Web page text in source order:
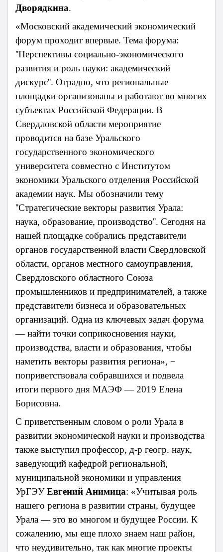
Дворядкина.
«Московский академический экономический
форум проходит впервые. Тема форума:
''Перспективы социально-экономического
развития и роль науки: академический
дискурс''. Отрадно, что региональные
площадки организованы и работают во многих
субъектах Российской Федерации. В
Свердловской области мероприятие
проводится на базе Уральского
государственного экономического
университета совместно с Институтом
экономики Уральского отделения Российской
академии наук. Мы обозначили тему
''Стратегические векторы развития Урала:
наука, образование, производство''. Сегодня на
нашей площадке собрались представители
органов государственной власти Свердловской
области, органов местного самоуправления,
Свердловского областного Союза
промышленников и предпринимателей, а также
представители бизнеса и образовательных
организаций. Одна из ключевых задач форума
— найти точки соприкосновения науки,
производства, власти и образования, чтобы
наметить векторы развития региона», −
поприветствовала собравшихся и подвела
итоги первого дня МАЭФ — 2019 Елена
Борисовна.
С приветственным словом о роли Урала в
развитии экономической науки и производства
также выступил профессор, д-р геогр. наук,
заведующий кафедрой региональной,
муниципальной экономики и управления
УрГЭУЕвгений Анимица: «Учитывая роль
нашего региона в развитии страны, будущее
Урала — это во многом и будущее России. К
сожалению, мы еще плохо знаем наш район,
что неудивительно, так как многие проекты